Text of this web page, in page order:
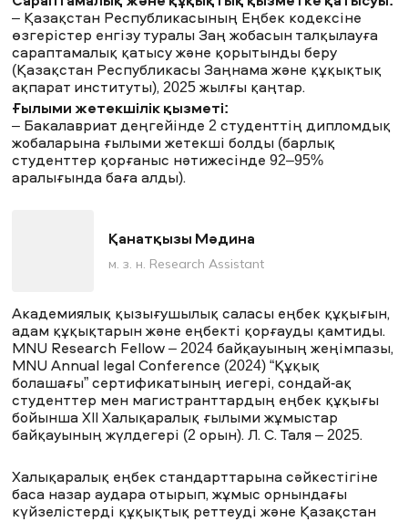
– Қазақстан Республикасының Еңбек кодексіне
өзгерістер енгізу туралы Заң жобасын талқылауға
сараптамалық қатысу және қорытынды беру
(Қазақстан Республикасы Заңнама және құқықтық
ақпарат институты), 2025 жылғы қаңтар.
Ғылыми жетекшілік қызметі:
– Бакалавриат деңгейінде 2 студенттің дипломдық
жобаларына ғылыми жетекші болды (барлық
студенттер қорғаныс нәтижесінде 92–95%
аралығында баға алды).
Қанатқызы Мәдина
м. з. н. Research Assistant
Академиялық қызығушылық саласы еңбек құқығын,
адам құқықтарын және еңбекті қорғауды қамтиды.
MNU Research Fellow – 2024 байқауының жеңімпазы,
MNU Annual legal Conference (2024) “Құқық
болашағы” сертификатының иегері, сондай-ақ
студенттер мен магистранттардың еңбек құқығы
бойынша XII Халықаралық ғылыми жұмыстар
байқауының жүлдегері (2 орын). Л. С. Таля – 2025.
Халықаралық еңбек стандарттарына сәйкестігіне
баса назар аудара отырып, жұмыс орнындағы
күйзелістерді құқықтық реттеуді және Қазақстан